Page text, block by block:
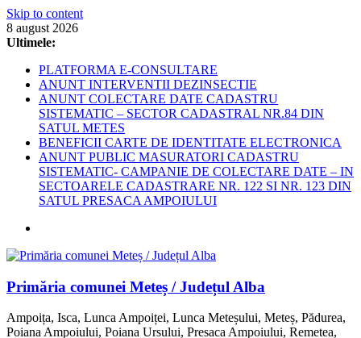
Skip to content
8 august 2026
Ultimele:
PLATFORMA E-CONSULTARE
ANUNT INTERVENTII DEZINSECTIE
ANUNT COLECTARE DATE CADASTRU
SISTEMATIC – SECTOR CADASTRAL NR.84 DIN
SATUL METES
BENEFICII CARTE DE IDENTITATE ELECTRONICA
ANUNT PUBLIC MASURATORI CADASTRU
SISTEMATIC- CAMPANIE DE COLECTARE DATE – IN
SECTOARELE CADASTRARE NR. 122 SI NR. 123 DIN
SATUL PRESACA AMPOIULUI
Primăria comunei Meteș / Județul Alba
Ampoița, Isca, Lunca Ampoiței, Lunca Meteșului, Meteș, Pădurea,
Poiana Ampoiului, Poiana Ursului, Presaca Ampoiului, Remetea,